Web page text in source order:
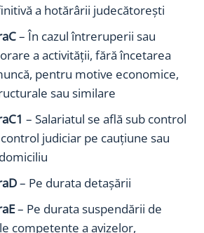
a hotărârii judecătoreşti
– În cazul întreruperii sau
a activităţii, fără încetarea
pentru motive economice,
sau similare
– Salariatul se află sub control
judiciar pe cauţiune sau
– Pe durata detaşării
– Pe durata suspendării de
competente a avizelor,